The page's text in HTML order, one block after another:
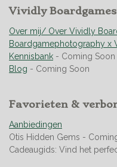
n
g
:
4
.
9
t
e
r
r
r r
r
e
n
r
r
e
n
r
r
e
n
r
r
e
n
n
Vividly Boardgames
Over mij/ Over Vividly
Boardgamephotography x
Kennisbank - Coming Soon
Blog - Coming Soon
Favorieten &
Aanbiedingen
Otis Hidden Gems -
Cadeaugids: Vind het